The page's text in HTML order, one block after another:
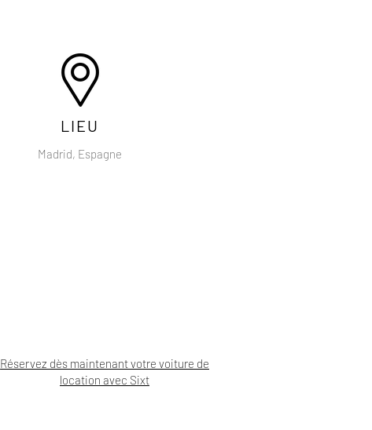
LIEU
Madrid, Espagne
Réservez dès maintenant votre voiture de
location avec Sixt